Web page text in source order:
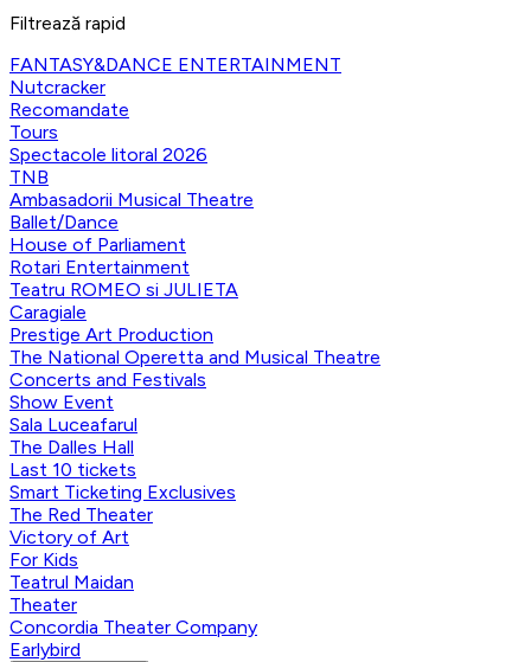
Filtrează rapid
FANTASY&DANCE ENTERTAINMENT
Nutcracker
Recomandate
Tours
Spectacole litoral 2026
TNB
Ambasadorii Musical Theatre
Ballet/Dance
House of Parliament
Rotari Entertainment
Teatru ROMEO si JULIETA
Caragiale
Prestige Art Production
The National Operetta and Musical Theatre
Concerts and Festivals
Show Event
Sala Luceafarul
The Dalles Hall
Last 10 tickets
Smart Ticketing Exclusives
The Red Theater
Victory of Art
For Kids
Teatrul Maidan
Theater
Concordia Theater Company
Earlybird